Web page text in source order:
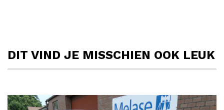
DIT VIND JE MISSCHIEN OOK LEUK